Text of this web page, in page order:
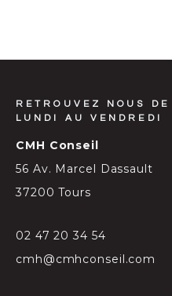
RETROUVEZ NOUS
LUNDI AU VENDREDI
CMH Conseil
56 Av. Marcel Dassault
37200 Tours
02 47 20 34 54
cmh@cmhconseil.com